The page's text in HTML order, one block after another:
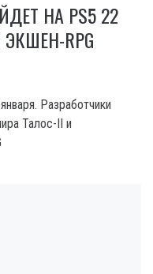
НА PS5 22
RPG
Разработчики
Талос-II и